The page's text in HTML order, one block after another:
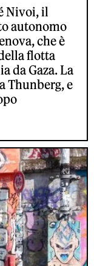
Nivoi, il
autonomo
che è
flotta
da Gaza. La
Thunberg, e